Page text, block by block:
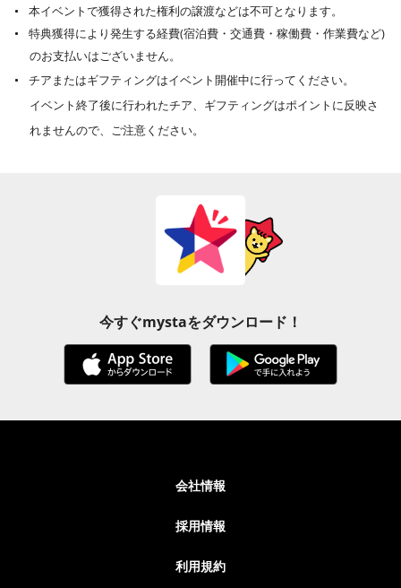
本イベントで獲得された権利の譲渡などは不可となります。
特典獲得により発生する経費(宿泊費・交通費・稼働費・作業費など)
のお支払いはございません。
チアまたはギフティングはイベント開催中に行ってください。
イベント終了後に行われたチア、ギフティングはポイントに反映さ
れませんので、ご注意ください。
今すぐmystaをダウンロード！
会社情報
採用情報
利用規約